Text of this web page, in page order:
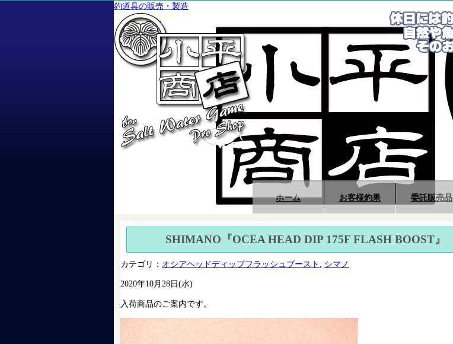
釣道具の販売・製造
ホーム お客様釣果 委託販売品
SHIMANO『OCEA HEAD DIP 175F FLASH BOOST』
カテゴリ： オシアヘッドディップフラッシュブースト シマノ
2020年10月28日(水)
入荷商品のご案内です。